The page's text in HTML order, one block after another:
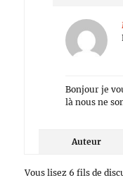
Bonjour je
là nous ne
Auteur
Vous lisez 6 fils de